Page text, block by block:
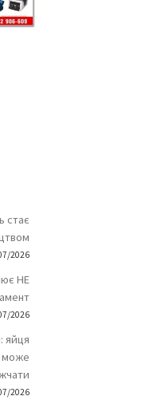
стає
2026
НЕ
2026
яйця
може
2026